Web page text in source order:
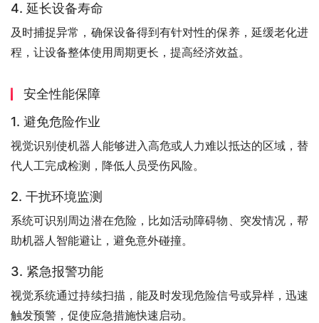
4. 延长设备寿命
及时捕捉异常，确保设备得到有针对性的保养，延缓老化进
程，让设备整体使用周期更长，提高经济效益。
安全性能保障
1. 避免危险作业
视觉识别使机器人能够进入高危或人力难以抵达的区域，替
代人工完成检测，降低人员受伤风险。
2. 干扰环境监测
系统可识别周边潜在危险，比如活动障碍物、突发情况，帮
助机器人智能避让，避免意外碰撞。
3. 紧急报警功能
视觉系统通过持续扫描，能及时发现危险信号或异样，迅速
触发预警，促使应急措施快速启动。